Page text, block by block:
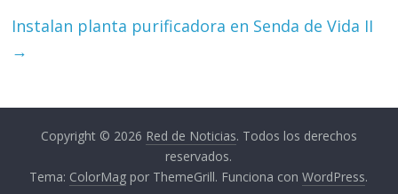
Instalan planta purificadora en Senda de Vida II
→
Copyright © 2026 Red de Noticias. Todos los derechos
reservados.
Tema: ColorMag por ThemeGrill. Funciona conWordPress.